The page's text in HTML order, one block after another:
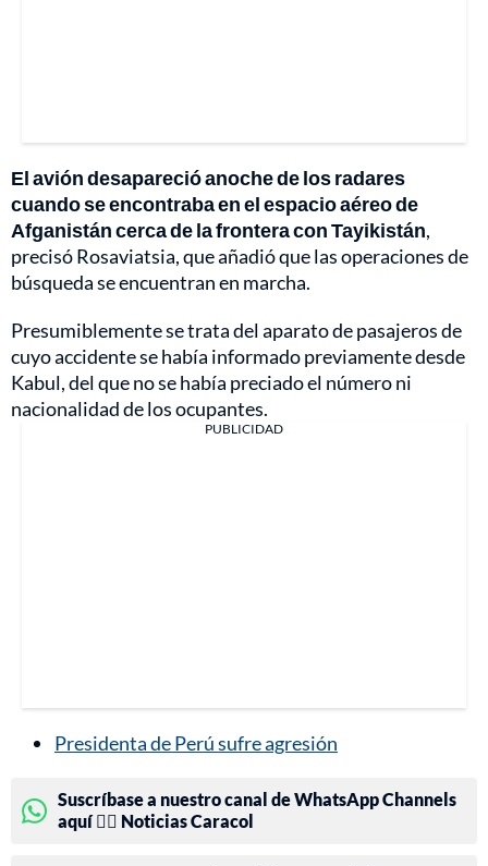
El avión desapareció anoche de los radares
cuando se encontraba en el espacio aéreo de
Afganistán cerca de la frontera con Tayikistán,
precisó Rosaviatsia, que añadió que las operaciones de
búsqueda se encuentran en marcha.
Presumiblemente se trata del aparato de pasajeros de
cuyo accidente se había informado previamente desde
Kabul, del que no se había preciado el número ni
nacionalidad de los ocupantes.
PUBLICIDAD
Presidenta de Perú sufre agresión
Suscríbase a nuestro canal de WhatsApp Channels
aquí 👉🏻 Noticias Caracol